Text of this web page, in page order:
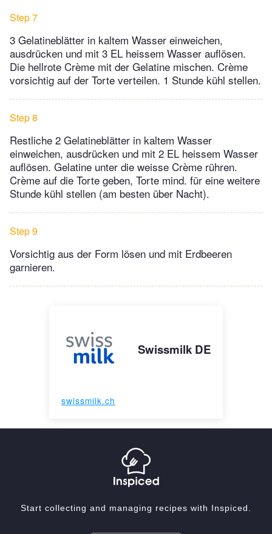
Step 7
3 Gelatineblätter in kaltem Wasser einweichen,
ausdrücken und mit 3 EL heissem Wasser auflösen.
Die hellrote Crème mit der Gelatine mischen. Crème
vorsichtig auf der Torte verteilen. 1 Stunde kühl stellen.
Step 8
Restliche 2 Gelatineblätter in kaltem Wasser
einweichen, ausdrücken und mit 2 EL heissem Wasser
auflösen. Gelatine unter die weisse Crème rühren.
Crème auf die Torte geben, Torte mind. für eine weitere
Stunde kühl stellen (am besten über Nacht).
Step 9
Vorsichtig aus der Form lösen und mit Erdbeeren
garnieren.
Swissmilk DE
swissmilk.ch
Start collecting and managing recipes with Inspiced.